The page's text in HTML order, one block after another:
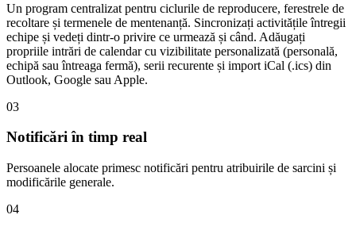
Un program centralizat pentru ciclurile de reproducere, ferestrele de
recoltare și termenele de mentenanță. Sincronizați activitățile întregii
echipe și vedeți dintr-o privire ce urmează și când. Adăugați
propriile intrări de calendar cu vizibilitate personalizată (personală,
echipă sau întreaga fermă), serii recurente și import iCal (.ics) din
Outlook, Google sau Apple.
03
Notificări în timp real
Persoanele alocate primesc notificări pentru atribuirile de sarcini și
modificările generale.
04